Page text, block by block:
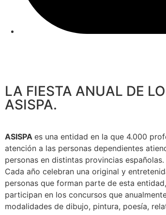
LA FIESTA ANUAL DE
ASISPA.
ASISPA es una entidad en la que 4.000
atención a las personas dependientes
personas en distintas provincias españolas.
Cada año celebran una original y
personas que forman parte de esta
participan en los concursos que
modalidades de dibujo, pintura, poesía,